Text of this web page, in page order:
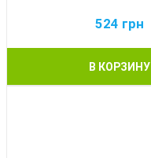
524 грн
В КОРЗИНУ